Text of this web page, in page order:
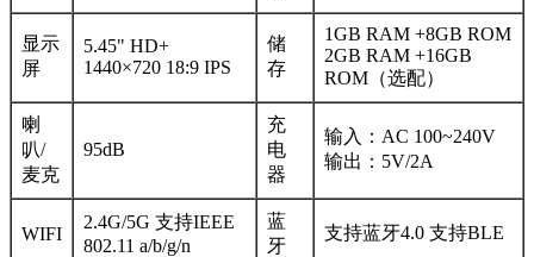
显示
屏
5.45" HD+
1440×720 18:9 IPS
储
存
1GB RAM +8GB ROM
2GB RAM +16GB
ROM（选配）
喇
叭/
麦克
95dB
充
电
器
输入：AC 100~240V
输出：5V/2A
WIFI
2.4G/5G 支持IEEE
802.11 a/b/g/n
蓝
牙
支持蓝牙4.0 支持BLE